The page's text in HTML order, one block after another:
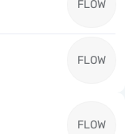
FLOW
FLOW
FLOW